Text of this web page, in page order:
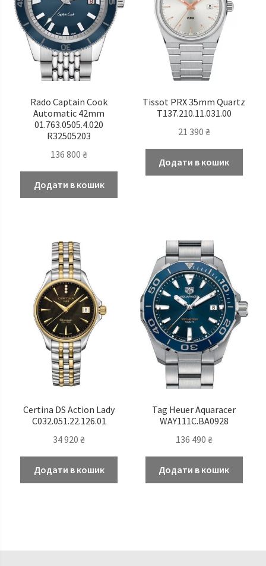
Rado Captain Cook
Automatic 42mm
01.763.0505.4.020
R32505203
136 800₴
Додати в кошик
Tissot PRX 35mm Quartz
T137.210.11.031.00
21 390 ₴
Додати в кошик
Certina DS Action Lady
C032.051.22.126.01
34 920₴
Додати в кошик
Tag Heuer Aquaracer
WAY111C.BA0928
136 490 ₴
Додати в кошик